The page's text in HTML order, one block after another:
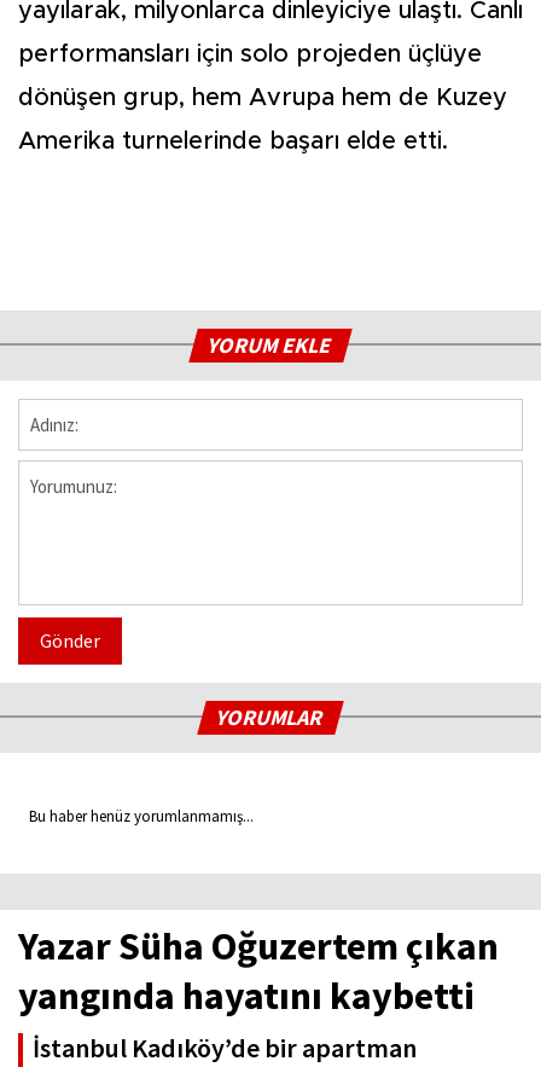
yayılarak, milyonlarca dinleyiciye ulaştı. Canlı
performansları için solo projeden üçlüye
dönüşen grup, hem Avrupa hem de Kuzey
Amerika turnelerinde başarı elde etti.
YORUM EKLE
Gönder
YORUMLAR
Bu haber henüz yorumlanmamış...
Yazar Süha Oğuzertem çıkan
yangında hayatını kaybetti
İstanbul Kadıköy’de bir apartman